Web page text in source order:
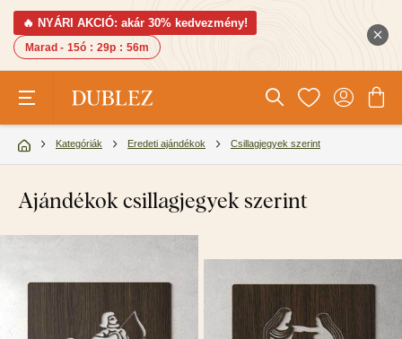
🔥 NYÁRI AKCIÓ: akár 30% kedvezmény!
Marad - 15ó : 29p : 55m
Kategóriák Eredeti ajándékok Csillagjegyek szerint
Ajándékok csillagjegyek szerint